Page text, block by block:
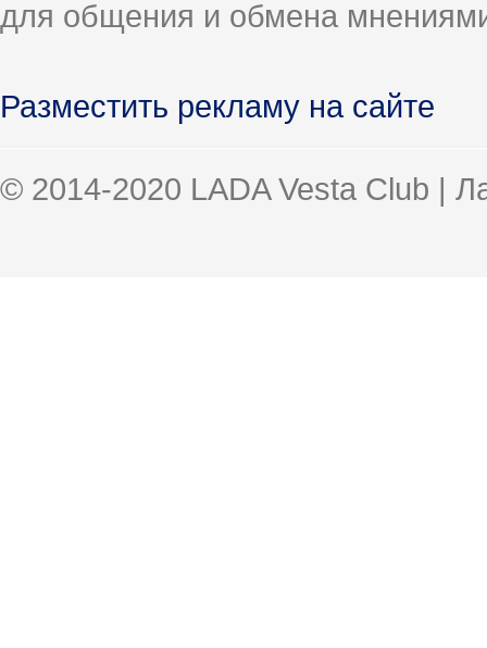
для общения и обмена
Разместить рекламу на сайте
© 2014-2020 LADA Vesta Club |